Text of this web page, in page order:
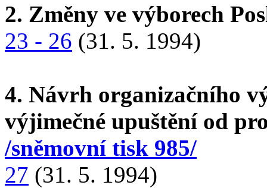
2. Změny ve výborech
23 - 26 (31. 5. 1994)
4. Návrh organizačního
výjimečné upuštění od
/sněmovní tisk 985/
27 (31. 5. 1994)